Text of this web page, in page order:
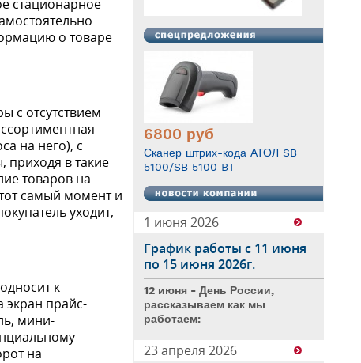
стационарное
о товаре
с отсутствием
на него), с
приходя в такие
товаров на
самый момент и
уходит,
к
экран прайс-
мини-
на
6800 руб
Сканер штрих-кода АТОЛ SB
5100/SB 5100 BT
1 июня 2026
График работы с 11 июня
по 15 июня 2026г.
12 июня - День России,
рассказываем как мы
работаем:
23 апреля 2026